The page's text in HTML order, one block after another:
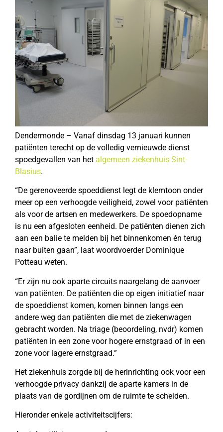
Dendermonde – Vanaf dinsdag 13 januari kunnen
patiënten terecht op de volledig vernieuwde dienst
spoedgevallen van het algemeen ziekenhuis Sint-
Blasius.
“De gerenoveerde spoeddienst legt de klemtoon onder
meer op een verhoogde veiligheid, zowel voor patiënten
als voor de artsen en medewerkers. De spoedopname
is nu een afgesloten eenheid. De patiënten dienen zich
aan een balie te melden bij het binnenkomen én terug
naar buiten gaan”, laat woordvoerder Dominique
Potteau weten.
“Er zijn nu ook aparte circuits naargelang de aanvoer
van patiënten. De patiënten die op eigen initiatief naar
de spoeddienst komen, komen binnen langs een
andere weg dan patiënten die met de ziekenwagen
gebracht worden. Na triage (beoordeling, nvdr) komen
patiënten in een zone voor hogere ernstgraad of in een
zone voor lagere ernstgraad.”
Het ziekenhuis zorgde bij de herinrichting ook voor een
verhoogde privacy dankzij de aparte kamers in de
plaats van de gordijnen om de ruimte te scheiden.
Hieronder enkele activiteitscijfers: